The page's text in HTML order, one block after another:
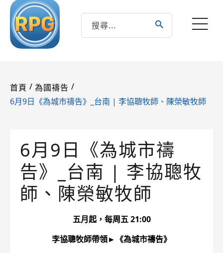
首頁 / 為國禱告 /
6月9日《為城市禱告》_台南 | 李協聰牧師、陳榮敏牧師
6月9日《為城市禱
告》_台南 | 李協聰牧
師、陳榮敏牧師
五月起，每周五 21:00
李協聰牧師帶領►《為城市禱告》